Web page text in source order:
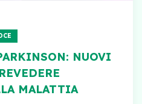
NUOVI
MALATTIA